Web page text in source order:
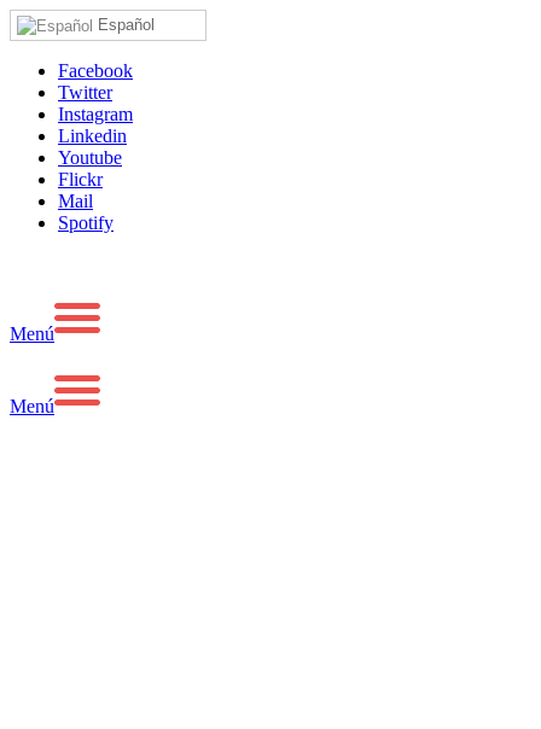
Español
Facebook
Twitter
Instagram
Linkedin
Youtube
Flickr
Mail
Spotify
Menú
Menú